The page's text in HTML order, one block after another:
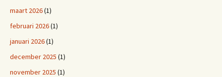
maart 2026(1)
februari 2026(1)
januari 2026(1)
december 2025 (1)
november 2025 (1)